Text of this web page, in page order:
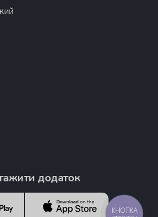
додаток
КНОПКА